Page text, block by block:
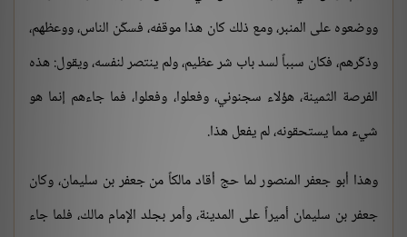
ووضعوه على المنبر، ومع ذلك كان هذا موقفه، فسكّن الناس، ووعظهم،
وذكّرهم، فكان سبباً لسد باب شر عظيم، ولم ينتصر لنفسه، ويقول: هذه
الفرصة الثمينة، هؤلاء سجنوني، وفعلوا، وفعلوا، فما جاءهم إنما هو
شيء مما يستحقونه، لم يفعل هذا.
وهذا أبو جعفر المنصور لما حج أقاد مالكاً من جعفر بن سليمان، وكان
جعفر بن سليمان أميراً على المدينة، وأمر بجلد الإمام مالك، فلما جاء